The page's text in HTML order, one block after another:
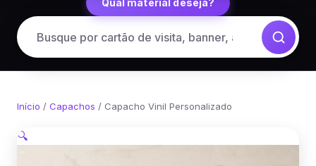
Qual material deseja?
Início / Capachos / Capacho Vinil Personalizado
🔍